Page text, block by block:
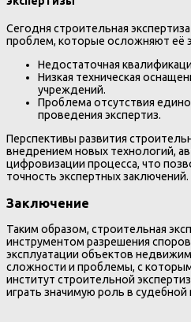
Сегодня строительная
проблем, которые осложняют её
Недостаточная
Низкая техническая
учреждений.
Проблема отсутствия
проведения экспертиз.
Перспективы развития
внедрением новых технологий,
цифровизации процесса, что
точность экспертных заключений.
Заключение
Таким образом, строительная
инструментом разрешения
эксплуатации объектов
сложности и проблемы, с
институт строительной
играть значимую роль в судебной